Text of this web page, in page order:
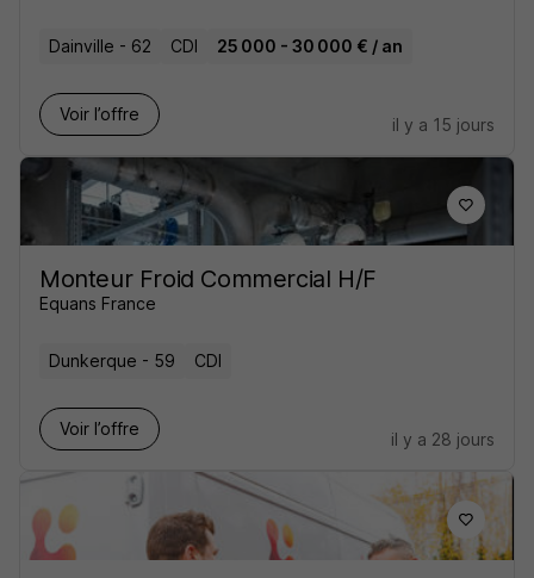
Dainville - 62 CDI 25 000 - 30 000 € / an
Voir l’offre
il y a 15 jours
Monteur Froid Commercial H/F
Equans France
Dunkerque - 59 CDI
Voir l’offre
il y a 28 jours